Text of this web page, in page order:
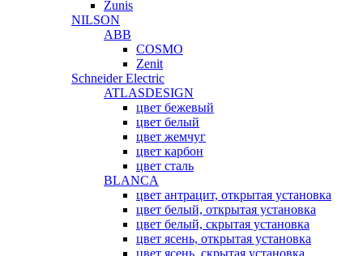
Zunis
NILSON
ABB
COSMO
Zenit
Schneider Electric
ATLASDESIGN
цвет бежевый
цвет белый
цвет жемчуг
цвет карбон
цвет сталь
BLANCA
цвет антрацит, открытая установка
цвет белый, открытая установка
цвет белый, скрытая установка
цвет ясень, открытая установка
цвет ясень, скрытая установка